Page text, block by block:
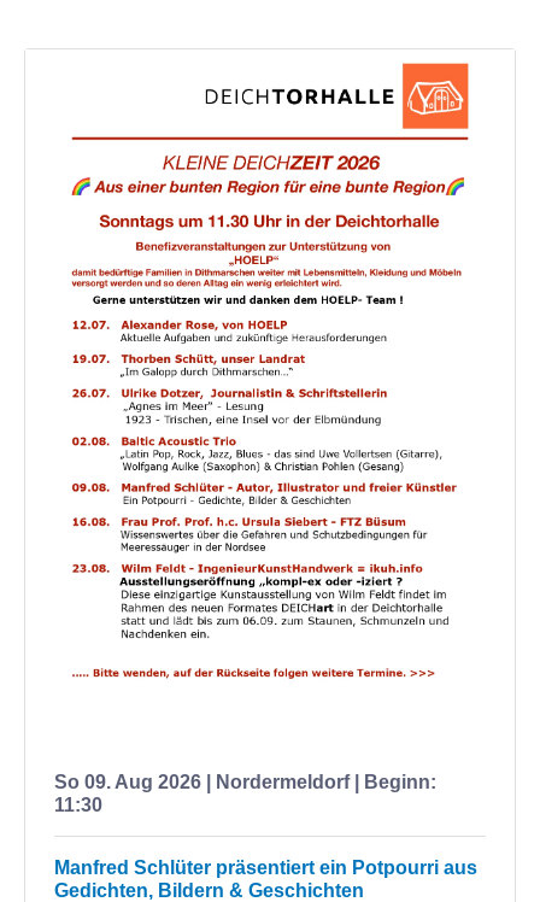
So 09. Aug 2026 | Nordermeldorf | Beginn:
11:30
Manfred Schlüter präsentiert ein Potpourri aus
Gedichten, Bildern & Geschichten